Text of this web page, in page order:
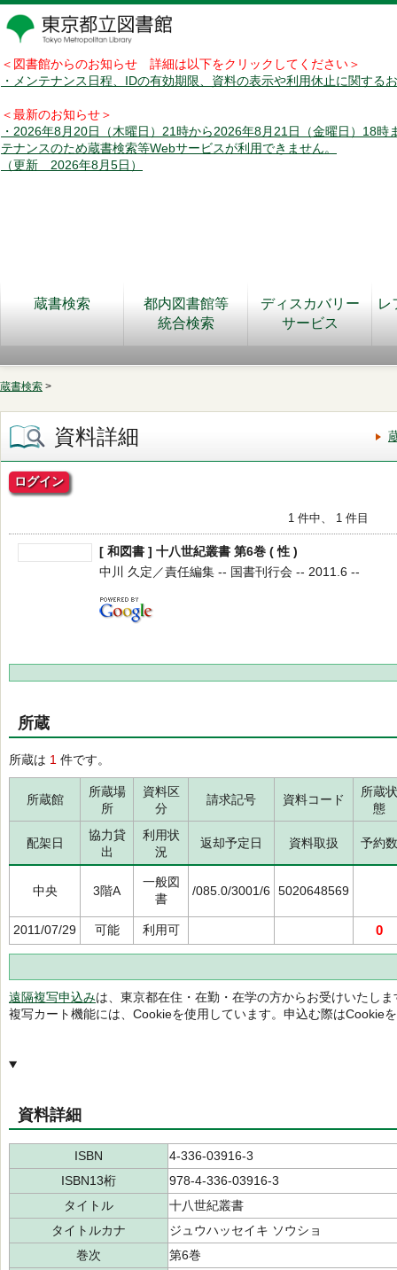
＜図書館からのお知らせ 詳細は以下をクリックしてください＞
・メンテナンス日程、IDの有効期限、資料の表示や利用休止に関する
＜最新のお知らせ＞
・2026年8月20日（木曜日）21時から2026年8月21日（金曜日）18時
テナンスのため蔵書検索等Webサービスが利用できません。
（更新 2026年8月5日）
蔵書検索
都内図書館等
統合検索
ディスカバリー
サービス
レ
蔵書検索 >
資料詳細
ログイン
1 件中、 1 件目
[ 和図書 ] 十八世紀叢書 第6巻 ( 性 )
中川 久定／責任編集 -- 国書刊行会 -- 2011.6 --
所蔵
所蔵は 1 件です。
所蔵館
所蔵場
所
資料区
分
請求記号 資料コード
所蔵状
態
配架日
協力貸
出
利用状
況
返却予定日 資料取扱 予約数
中央 3階A
一般図
書
/085.0/3001/6 5020648569
2011/07/29 可能 利用可 0
遠隔複写申込みは、東京都在住・在勤・在学の方からお受けいたしま
複写カート機能には、Cookieを使用しています。申込む際はCookie
資料詳細
ISBN
4-336-03916-3
ISBN13桁
978-4-336-03916-3
タイトル
十八世紀叢書
タイトルカナ
ジュウハッセイキ ソウショ
巻次
第6巻